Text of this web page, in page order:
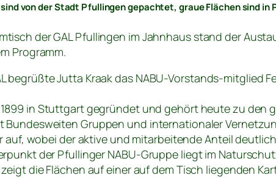
von der Stadt Pfullingen gepachtet, graue Flächen sind in
der GAL Pfullingen im Jahnhaus stand der
Programm.
begrüßte Jutta Kraak das NABU-Vorstands-mitglied
1899 in Stuttgart gegründet und gehört heute zu den
Bundesweiten Gruppen und internationaler
auf, wobei der aktive und mitarbeitende Anteil
der Pfullinger NABU-Gruppe liegt im
die Flächen auf einer auf dem Tisch liegenden